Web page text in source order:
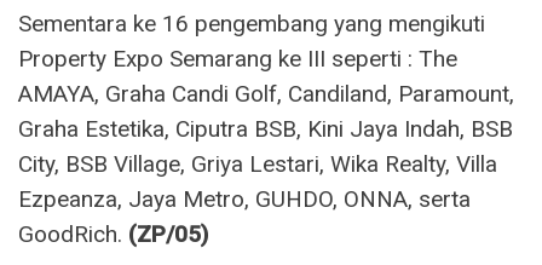
Sementara ke 16 pengembang yang mengikuti
Property Expo Semarang ke III seperti : The
AMAYA, Graha Candi Golf, Candiland, Paramount,
Graha Estetika, Ciputra BSB, Kini Jaya Indah, BSB
City, BSB Village, Griya Lestari, Wika Realty, Villa
Ezpeanza, Jaya Metro, GUHDO, ONNA, serta
GoodRich. (ZP/05)